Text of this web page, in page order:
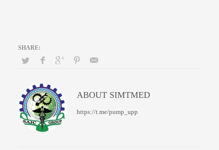
ABOUT SIMTMED
https://t.me/pump_upp